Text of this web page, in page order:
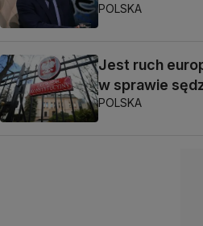
POLSKA
Jest ruch
w sprawie
POLSKA